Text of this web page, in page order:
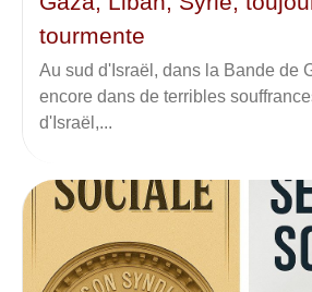
tourmente
Au sud d'Israël, dans la Bande de
encore dans de terribles
d'Israël,...